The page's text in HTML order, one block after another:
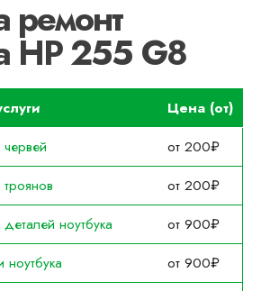
HP 255 G8
Цена (от)
от 200₽
от 200₽
ноутбука
от 900₽
ноутбука
от 900₽